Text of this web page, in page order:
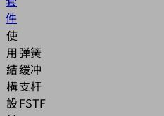
件
使
用
結
構
設
弹簧
缓冲
支杆
FSTF